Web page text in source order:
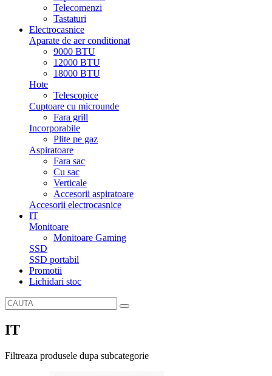
Telecomenzi
Tastaturi
Electrocasnice
Aparate de aer conditionat
9000 BTU
12000 BTU
18000 BTU
Hote
Telescopice
Cuptoare cu microunde
Fara grill
Incorporabile
Plite pe gaz
Aspiratoare
Fara sac
Cu sac
Verticale
Accesorii aspiratoare
Accesorii electrocasnice
IT
Monitoare
Monitoare Gaming
SSD
SSD portabil
Promotii
Lichidari stoc
IT
Filtreaza produsele dupa subcategorie